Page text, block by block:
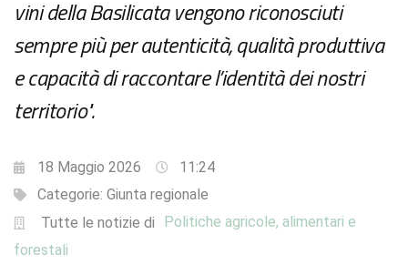
vini della Basilicata vengono riconosciuti
sempre più per autenticità, qualità produttiva
e capacità di raccontare l’identità dei nostri
territorio".
18 Maggio 2026
11:24
Categorie: Giunta regionale
Tutte le notizie di
Politiche agricole, alimentari e
forestali